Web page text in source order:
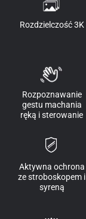
Rozdzielczość 3K
Rozpoznawanie
gestu machania
ręką i sterowanie
Aktywna ochrona
ze stroboskopem i
syreną